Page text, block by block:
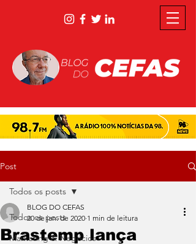
Post
Todos os posts
Marketing & Negócios
Todos os posts
Brastemp lança
BLOG DO CEFAS
20 de jan. de 2020 1 min de leitura